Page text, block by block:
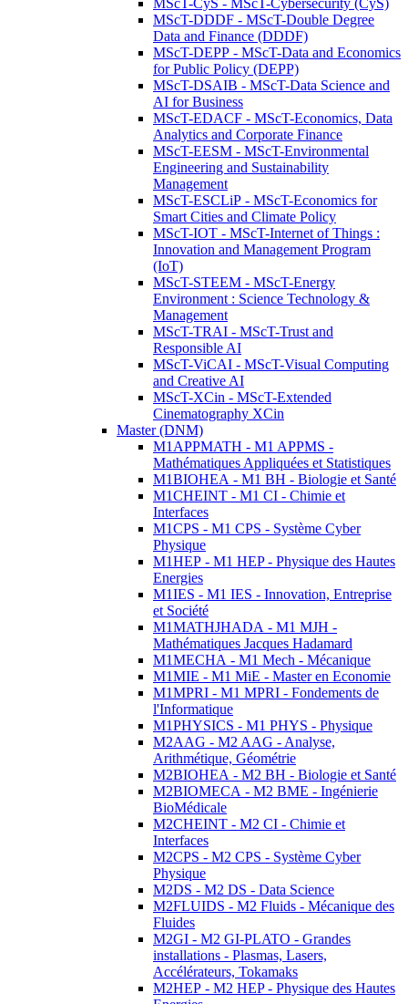
MScT-CyS - MScT-Cybersecurity (CyS)
MScT-DDDF - MScT-Double Degree
Data and Finance (DDDF)
MScT-DEPP - MScT-Data and Economics
for Public Policy (DEPP)
MScT-DSAIB - MScT-Data Science and
AI for Business
MScT-EDACF - MScT-Economics, Data
Analytics and Corporate Finance
MScT-EESM - MScT-Environmental
Engineering and Sustainability
Management
MScT-ESCLiP - MScT-Economics for
Smart Cities and Climate Policy
MScT-IOT - MScT-Internet of Things :
Innovation and Management Program
(IoT)
MScT-STEEM - MScT-Energy
Environment : Science Technology &
Management
MScT-TRAI - MScT-Trust and
Responsible AI
MScT-ViCAI - MScT-Visual Computing
and Creative AI
MScT-XCin - MScT-Extended
Cinematography XCin
Master (DNM)
M1APPMATH - M1 APPMS -
Mathématiques Appliquées et Statistiques
M1BIOHEA - M1 BH - Biologie et Santé
M1CHEINT - M1 CI - Chimie et
Interfaces
M1CPS - M1 CPS - Système Cyber
Physique
M1HEP - M1 HEP - Physique des Hautes
Energies
M1IES - M1 IES - Innovation, Entreprise
et Société
M1MATHJHADA - M1 MJH -
Mathématiques Jacques Hadamard
M1MECHA - M1 Mech - Mécanique
M1MIE - M1 MiE - Master en Economie
M1MPRI - M1 MPRI - Fondements de
l'Informatique
M1PHYSICS - M1 PHYS - Physique
M2AAG - M2 AAG - Analyse,
Arithmétique, Géométrie
M2BIOHEA - M2 BH - Biologie et Santé
M2BIOMECA - M2 BME - Ingénierie
BioMédicale
M2CHEINT - M2 CI - Chimie et
Interfaces
M2CPS - M2 CPS - Système Cyber
Physique
M2DS - M2 DS - Data Science
M2FLUIDS - M2 Fluids - Mécanique des
Fluides
M2GI - M2 GI-PLATO - Grandes
installations - Plasmas, Lasers,
Accélérateurs, Tokamaks
M2HEP - M2 HEP - Physique des Hautes